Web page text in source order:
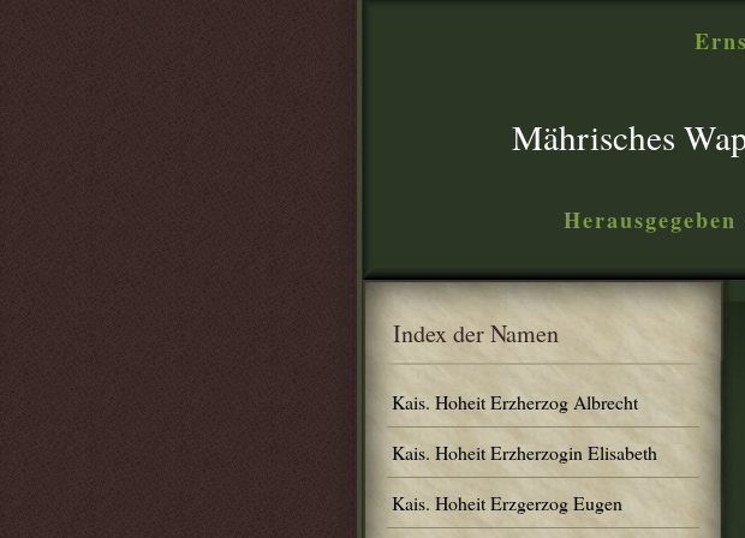
Mährisches
Index der Namen
Kais. Hoheit Erzherzog Albrecht
Kais. Hoheit Erzherzogin Elisabeth
Kais. Hoheit Erzgerzog Eugen